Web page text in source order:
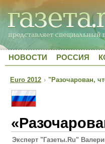
НОВОСТИ РОССИЯ
Euro 2012 › "Разочарован,
Эксперт "Газеты.Ru"